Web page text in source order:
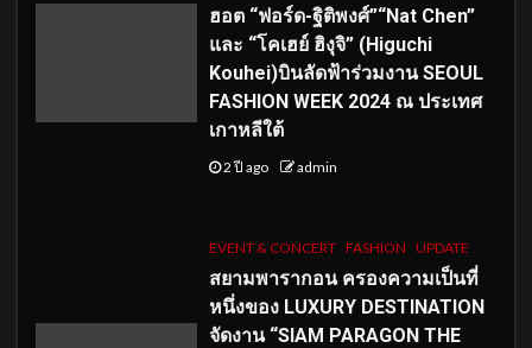
ฮอต “ฟอร์ด-ฐิติพงศ์”“Nat Chen”
และ “โคเฮย์ ฮิงุจิ” (Higuchi
Kouhei)บินลัดฟ้าร่วมงาน SEOUL
FASHION WEEK 2024 ณ ประเทศ
เกาหลีใต้
2 ปี ago admin
EVENT & CONCERT FASHION UPDATE
สยามพารากอน ครองความเป็นที่
หนึ่งของ LUXURY DESTINATION
จัดงาน “SIAM PARAGON THE